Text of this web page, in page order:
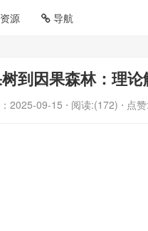
资源 导航
到因果森林：理
2025-09-15 ⋅ 阅读:(172) ⋅ 点